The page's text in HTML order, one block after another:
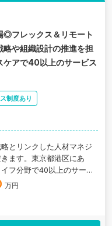
◎フレックス＆リモート
や組織設計の推進を担
ケアで40以上のサービス
制度あり
とリンクした人材マネジ
ます。東京都港区にあ
フ分野で40以上のサービ
す。
万円